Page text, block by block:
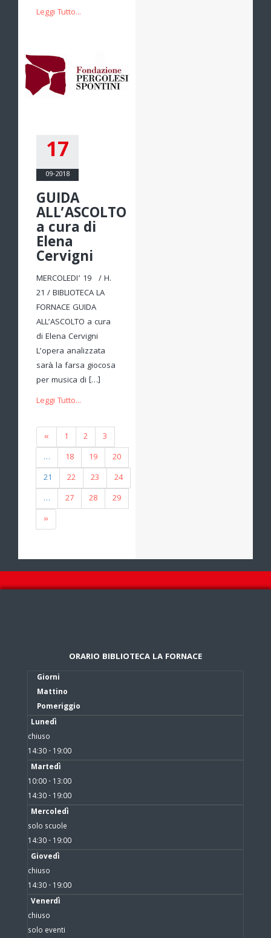
Leggi Tutto...
17
09-2018
GUIDA
ALL’ASCOLTO
a cura di
Elena
Cervigni
MERCOLEDI’ 19 / H.
21 / BIBLIOTECA LA
FORNACE GUIDA
ALL’ASCOLTO a cura
di Elena Cervigni
L’opera analizzata
sarà la farsa giocosa
per musica di […]
Leggi Tutto...
« 1 2
3
…
18 19
20
21
22 23
24
…
27 28
29
»
ORARIO BIBLIOTECA LA FORNACE
Giorni
Mattino
Pomeriggio
Lunedì
chiuso
14:30 - 19:00
Martedì
10:00 - 13:00
14:30 - 19:00
Mercoledì
solo scuole
14:30 - 19:00
Giovedì
chiuso
14:30 - 19:00
Venerdì
chiuso
solo eventi